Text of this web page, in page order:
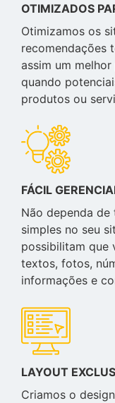
OTIMIZADOS
Otimizamos os
recomendações
assim um
quando
produtos ou
FÁCIL
Não dependa
simples no seu
possibilitam que
textos, fotos,
informações e
LAYOUT
Criamos o